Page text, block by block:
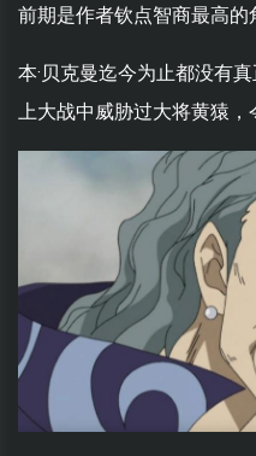
前期是作者钦点智商最高的
本·贝克曼迄今为止都没有
上大战中威胁过大将黄猿，